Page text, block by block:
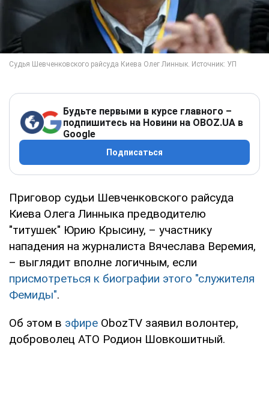
Будьте первыми в курсе главного –
подпишитесь на Новини на OBOZ.UA в
Google
Подписаться
Приговор судьи Шевченковского райсуда
Киева Олега Линныка предводителю
"титушек" Юрию Крысину, – участнику
нападения на журналиста Вячеслава Веремия,
– выглядит вполне логичным, если
присмотреться к биографии этого "служителя
Фемиды".
Об этом в эфире ObozTV заявил волонтер,
доброволец АТО Родион Шовкошитный.